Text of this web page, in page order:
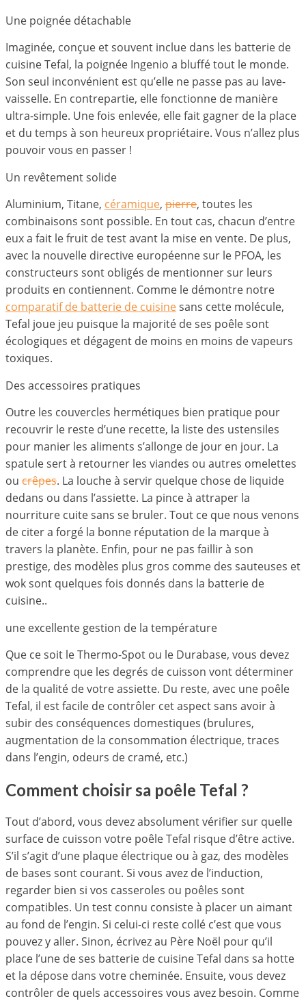
Une poignée détachable
Imaginée, conçue et souvent inclue dans les batterie de
cuisine Tefal, la poignée Ingenio a bluffé tout le monde.
Son seul inconvénient est qu’elle ne passe pas au lave-
vaisselle. En contrepartie, elle fonctionne de manière
ultra-simple. Une fois enlevée, elle fait gagner de la place
et du temps à son heureux propriétaire. Vous n’allez plus
pouvoir vous en passer !
Un revêtement solide
Aluminium, Titane, céramique, pierre, toutes les
combinaisons sont possible. En tout cas, chacun d’entre
eux a fait le fruit de test avant la mise en vente. De plus,
avec la nouvelle directive européenne sur le PFOA, les
constructeurs sont obligés de mentionner sur leurs
produits en contiennent. Comme le démontre notre
comparatif de batterie de cuisinesans cette molécule,
Tefal joue jeu puisque la majorité de ses poêle sont
écologiques et dégagent de moins en moins de vapeurs
toxiques.
Des accessoires pratiques
Outre les couvercles hermétiques bien pratique pour
recouvrir le reste d’une recette, la liste des ustensiles
pour manier les aliments s’allonge de jour en jour. La
spatule sert à retourner les viandes ou autres omelettes
ou crêpes. La louche à servir quelque chose de liquide
dedans ou dans l’assiette. La pince à attraper la
nourriture cuite sans se bruler. Tout ce que nous venons
de citer a forgé la bonne réputation de la marque à
travers la planète. Enfin, pour ne pas faillir à son
prestige, des modèles plus gros comme des sauteuses et
wok sont quelques fois donnés dans la batterie de
cuisine..
une excellente gestion de la température
Que ce soit le Thermo-Spot ou le Durabase, vous devez
comprendre que les degrés de cuisson vont déterminer
de la qualité de votre assiette. Du reste, avec une poêle
Tefal, il est facile de contrôler cet aspect sans avoir à
subir des conséquences domestiques (brulures,
augmentation de la consommation électrique, traces
dans l’engin, odeurs de cramé, etc.)
Comment choisir sa poêle Tefal ?
Tout d’abord, vous devez absolument vérifier sur quelle
surface de cuisson votre poêle Tefal risque d’être active.
S’il s’agit d’une plaque électrique ou à gaz, des modèles
de bases sont courant. Si vous avez de l’induction,
regarder bien si vos casseroles ou poêles sont
compatibles. Un test connu consiste à placer un aimant
au fond de l’engin. Si celui-ci reste collé c’est que vous
pouvez y aller. Sinon, écrivez au Père Noël pour qu’il
place l’une de ses batterie de cuisine Tefal dans sa hotte
et la dépose dans votre cheminée. Ensuite, vous devez
contrôler de quels accessoires vous avez besoin. Comme